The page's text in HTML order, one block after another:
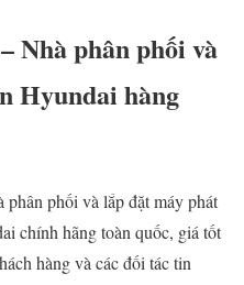
Nhà phân phối và
Hyundai hàng
phối và lắp đặt máy phát
chính hãng toàn quốc, giá tốt
hàng và các đối tác tin